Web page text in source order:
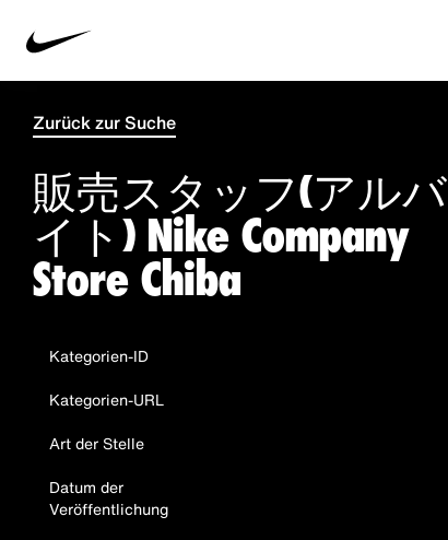
Zurück zur Suche
販売スタッフ(アルバ
イト) Nike Company
Store Chiba
Kategorien-ID
Kategorien-URL
Art der Stelle
Datum der
Veröffentlichung